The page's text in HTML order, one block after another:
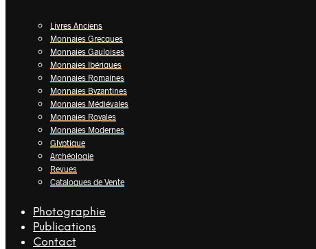
Livres Anciens
Monnaies Grecques
Monnaies Gauloises
Monnaies Ibériques
Monnaies Romaines
Monnaies Byzantines
Monnaies Médiévales
Monnaies Royales
Monnaies Modernes
Glyptique
Archéologie
Revues
Catalogues de Vente
Photographie
Publications
Contact